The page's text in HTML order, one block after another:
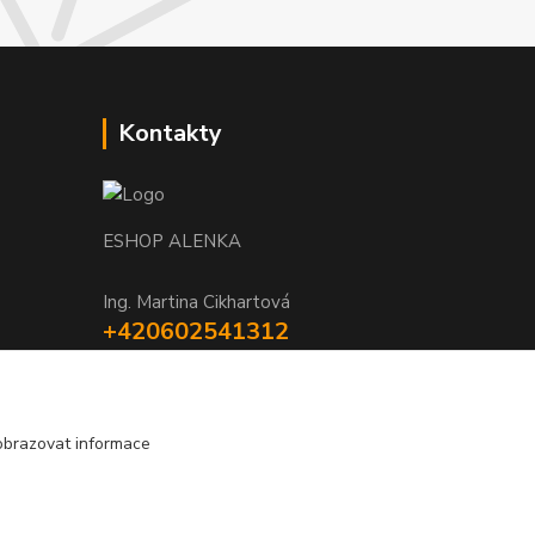
Kontakty
ESHOP ALENKA
Ing. Martina Cikhartová
+420602541312
informace